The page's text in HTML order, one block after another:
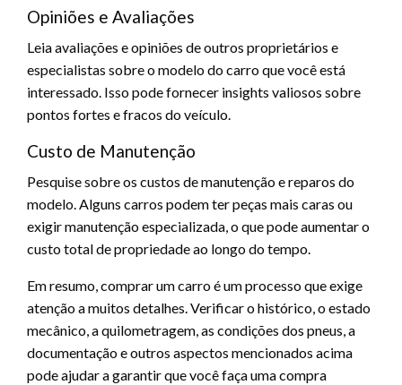
Opiniões e Avaliações
Leia avaliações e opiniões de outros proprietários e
especialistas sobre o modelo do carro que você está
interessado. Isso pode fornecer insights valiosos sobre
pontos fortes e fracos do veículo.
Custo de Manutenção
Pesquise sobre os custos de manutenção e reparos do
modelo. Alguns carros podem ter peças mais caras ou
exigir manutenção especializada, o que pode aumentar o
custo total de propriedade ao longo do tempo.
Em resumo, comprar um carro é um processo que exige
atenção a muitos detalhes. Verificar o histórico, o estado
mecânico, a quilometragem, as condições dos pneus, a
documentação e outros aspectos mencionados acima
pode ajudar a garantir que você faça uma compra